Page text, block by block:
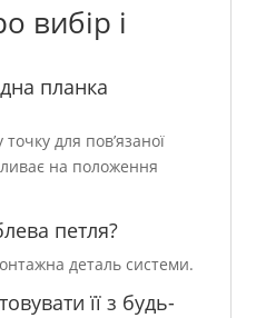
вибір і
планка
для пов’язаної
на положення
петля?
деталь системи.
її з будь-